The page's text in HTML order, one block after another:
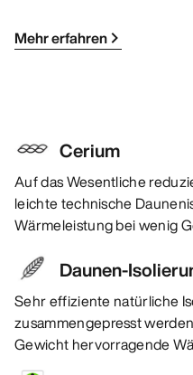
Mehr erfahren
Cerium
Auf das Wesentliche
leichte technische
Wärmeleistung bei wenig
Daunen-
Sehr effiziente natürliche
zusammengepresst
Gewicht hervorragende